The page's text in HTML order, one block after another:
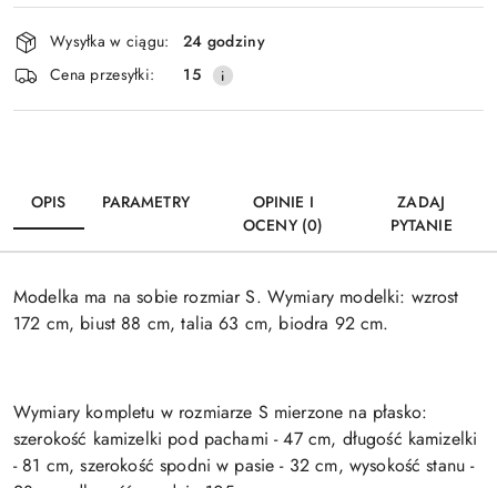
Wyślij
Dostępność
i
dostawa
Wysyłka w ciągu:
24 godziny
Cena przesyłki:
15
OPIS PARAMETRY
OPINIE I
OCENY (0)
ZADAJ
PYTANIE
Modelka ma na sobie rozmiar S. Wymiary modelki: wzrost
172 cm, biust 88 cm, talia 63 cm, biodra 92 cm.
Wymiary kompletu w rozmiarze S mierzone na płasko:
szerokość kamizelki pod pachami - 47 cm, długość kamizelki
- 81 cm, szerokość spodni w pasie - 32 cm, wysokość stanu -